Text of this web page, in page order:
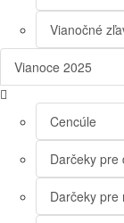
Vianočné
Vianoce 2025
Cencúle
Darčeky pre
Darčeky pre